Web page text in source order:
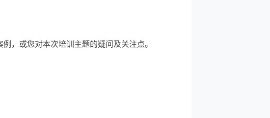
，或您对本次培训主题的疑问及关注点。